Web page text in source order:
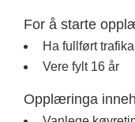
For å starte
Ha fullført
Vere fylt 16 år
Opplæringa